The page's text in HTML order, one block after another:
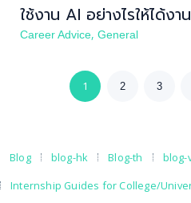
ใช้งาน AI อย่างไรให้ได้งา
Career Advice, General
แนะแนวPAGE
1 PAGE
2 PAGE
3
Blog blog-hk Blog-th
blog-
Internship Guides for College/